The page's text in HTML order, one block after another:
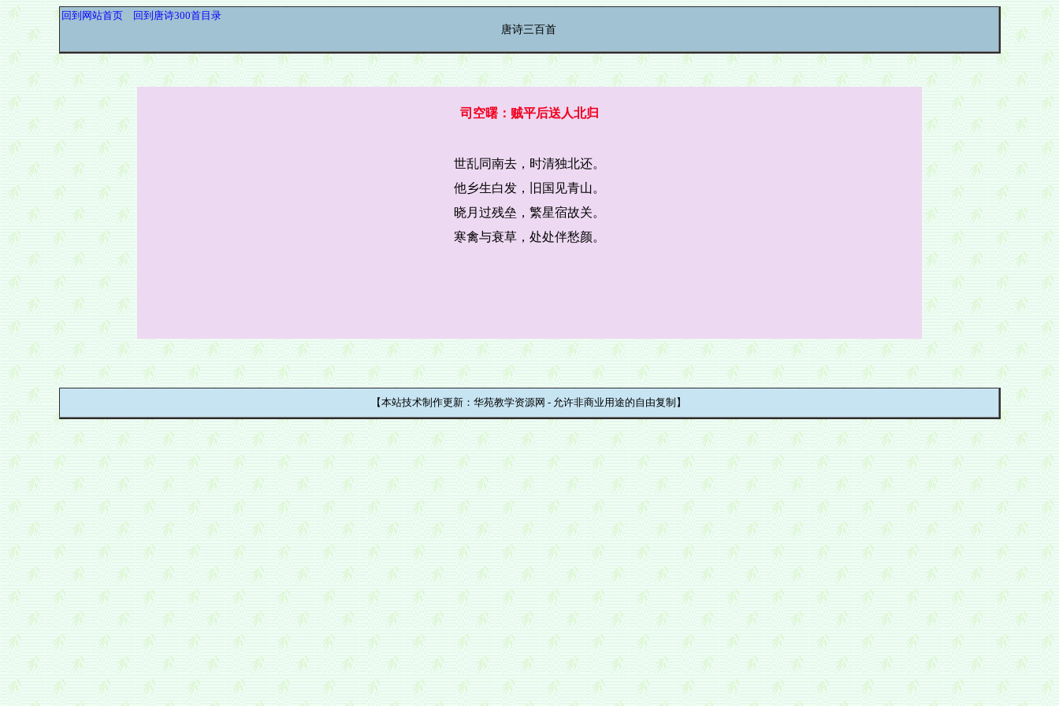
回到网站首页 回到唐诗300首目录
唐诗三百首
司空曙：贼平后送人北归
世乱同南去，时清独北还。
他乡生白发，旧国见青山。
晓月过残垒，繁星宿故关。
寒禽与衰草，处处伴愁颜。
【本站技术制作更新：华苑教学资源网 - 允许非商业用途的自由复制】